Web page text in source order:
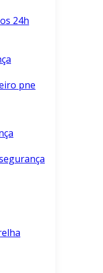
24h
pne